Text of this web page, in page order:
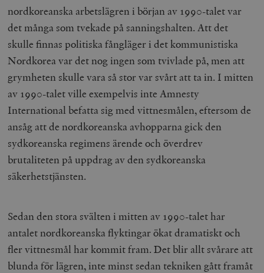
nordkoreanska arbetslägren i början av 1990-talet var
det många som tvekade på sanningshalten. Att det
skulle finnas politiska fångläger i det kommunistiska
Nordkorea var det nog ingen som tvivlade på, men att
grymheten skulle vara så stor var svårt att ta in. I mitten
av 1990-talet ville exempelvis inte Amnesty
International befatta sig med vittnesmålen, eftersom de
ansåg att de nordkoreanska avhopparna gick den
sydkoreanska regimens ärende och överdrev
brutaliteten på uppdrag av den sydkoreanska
säkerhetstjänsten.
Sedan den stora svälten i mitten av 1990-talet har
antalet nordkoreanska flyktingar ökat dramatiskt och
fler vittnesmål har kommit fram. Det blir allt svårare att
blunda för lägren, inte minst sedan tekniken gått framåt